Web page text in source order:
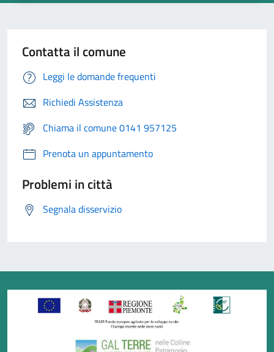
Contatta il comune
Leggi le domande frequenti
Richiedi Assistenza
Chiama il comune 0141 957125
Prenota un appuntamento
Problemi in città
Segnala disservizio